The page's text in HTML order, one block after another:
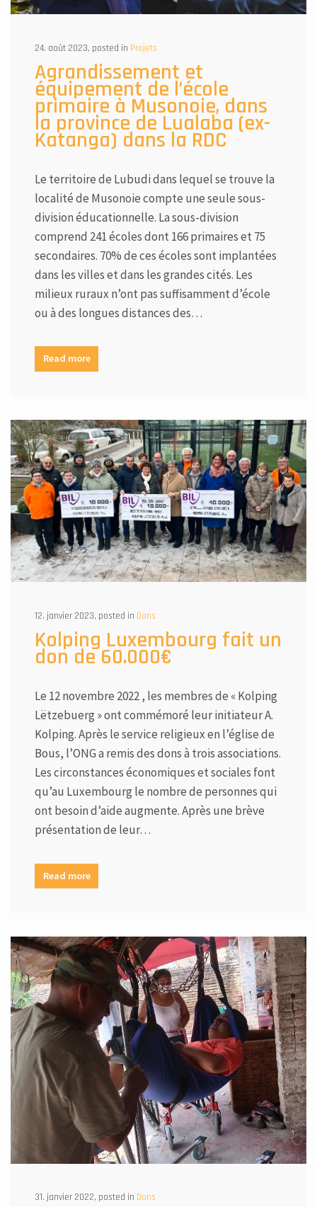
24. août 2023, posted in Projets
Agrandissement et
équipement de l’école
primaire à Musonoie, dans
la province de Lualaba (ex-
Katanga) dans la RDC
Le territoire de Lubudi dans lequel se trouve la
localité de Musonoie compte une seule sous-
division éducationnelle. La sous-division
comprend 241 écoles dont 166 primaires et 75
secondaires. 70% de ces écoles sont implantées
dans les villes et dans les grandes cités. Les
milieux ruraux n’ont pas suffisamment d’école
ou à des longues distances des…
Read more
12. janvier 2023, posted in Dons
Kolping Luxembourg fait un
don de 60.000€
Le 12 novembre 2022 , les membres de « Kolping
Lëtzebuerg » ont commémoré leur initiateur A.
Kolping. Après le service religieux en l’église de
Bous, l’ONG a remis des dons à trois associations.
Les circonstances économiques et sociales font
qu’au Luxembourg le nombre de personnes qui
ont besoin d’aide augmente. Après une brève
présentation de leur…
Read more
31. janvier 2022, posted in Dons